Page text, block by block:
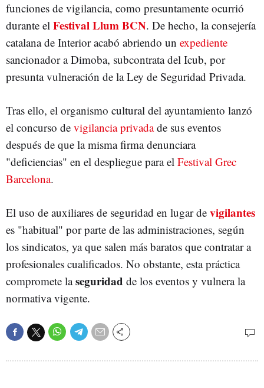
funciones de vigilancia, como presuntamente ocurrió
durante el Festival Llum BCN. De hecho, la consejería
catalana de Interior acabó abriendo un expediente
sancionador a Dimoba, subcontrata del Icub, por
presunta vulneración de la Ley de Seguridad Privada.
Tras ello, el organismo cultural del ayuntamiento lanzó
el concurso de vigilancia privadade sus eventos
después de que la misma firma denunciara
"deficiencias" en el despliegue para el Festival Grec
Barcelona.
El uso de auxiliares de seguridad en lugar de vigilantes
es "habitual" por parte de las administraciones, según
los sindicatos, ya que salen más baratos que contratar a
profesionales cualificados. No obstante, esta práctica
compromete laseguridad de los eventos y vulnera la
normativa vigente.